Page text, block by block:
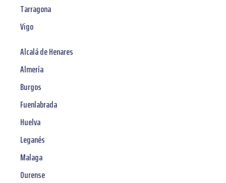
Tarragona
Vigo
Alcalá de Henares
Almería
Burgos
Fuenlabrada
Huelva
Leganés
Malaga
Ourense